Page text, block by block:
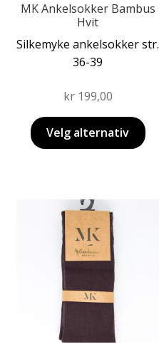
MK Ankelsokker Bambus
Hvit
Silkemyke ankelsokker str.
36-39
kr199,00
Velg alternativ
produktsiden
Dette
produktet
har
flere
varianter.
Alternativene
velges